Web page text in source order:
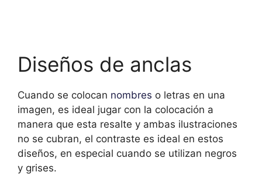
Diseños de anclas
Cuando se colocan nombres o letras en una
imagen, es ideal jugar con la colocación a
manera que esta resalte y ambas ilustraciones
no se cubran, el contraste es ideal en estos
diseños, en especial cuando se utilizan negros
y grises.